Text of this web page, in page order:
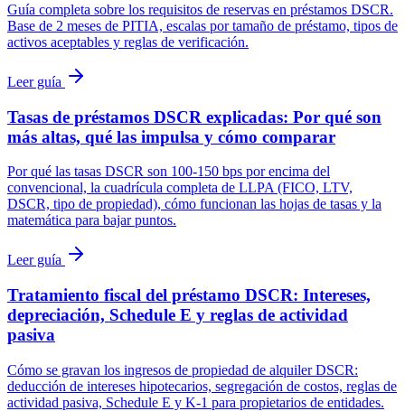
Guía completa sobre los requisitos de reservas en préstamos DSCR.
Base de 2 meses de PITIA, escalas por tamaño de préstamo, tipos de
activos aceptables y reglas de verificación.
Leer guía
Tasas de préstamos DSCR explicadas: Por qué son
más altas, qué las impulsa y cómo comparar
Por qué las tasas DSCR son 100-150 bps por encima del
convencional, la cuadrícula completa de LLPA (FICO, LTV,
DSCR, tipo de propiedad), cómo funcionan las hojas de tasas y la
matemática para bajar puntos.
Leer guía
Tratamiento fiscal del préstamo DSCR: Intereses,
depreciación, Schedule E y reglas de actividad
pasiva
Cómo se gravan los ingresos de propiedad de alquiler DSCR:
deducción de intereses hipotecarios, segregación de costos, reglas de
actividad pasiva, Schedule E y K-1 para propietarios de entidades.